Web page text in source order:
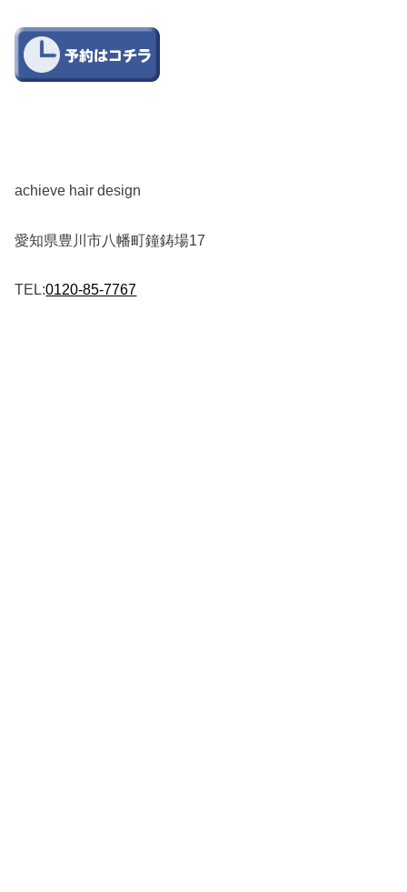
achieve hair design
愛知県豊川市八幡町鐘鋳場17
TEL:0120-85-7767